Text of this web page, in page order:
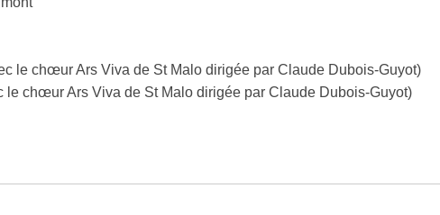
le chœur Ars Viva de St Malo dirigée par Claude Dubois-Guyot)
le chœur Ars Viva de St Malo dirigée par Claude Dubois-Guyot)